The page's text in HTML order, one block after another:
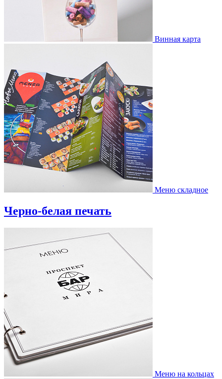
Винная карта
Меню складное
Черно-белая печать
Меню на кольцах